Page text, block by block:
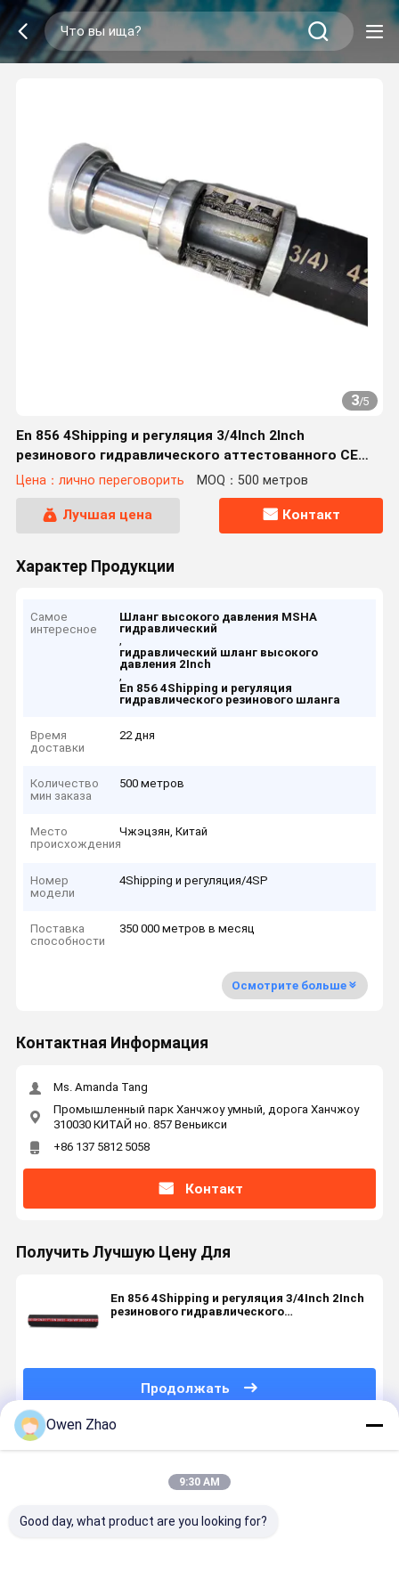
3/5
En 856 4Shipping и регуляция 3/4Inch 2Inch
резинового гидравлического аттестованного CE
шланга высокого давления
Цена：лично переговорить MOQ：500 метров
Лучшая цена Контакт
Характер Продукции
Самое
интересное
Шланг высокого давления MSHA
гидравлический
,
гидравлический шланг высокого
давления 2Inch
,
En 856 4Shipping и регуляция
гидравлического резинового шланга
Время
доставки
22 дня
Количество
мин заказа
500 метров
Место
происхождения
Чжэцзян, Китай
Номер
модели
4Shipping и регуляция/4SP
Поставка
способности
350 000 метров в месяц
Осмотрите больше
Контактная Информация
Ms. Amanda Tang
Промышленный парк Ханчжоу умный, дорога Ханчжоу
310030 КИТАЙ но. 857 Веньикси
+86 137 5812 5058
Контакт
Получить Лучшую Цену Для
En 856 4Shipping и регуляция 3/4Inch 2Inch
резинового гидравлического
Продолжать
Порекомендованные Продукты
Owen Zhao
9:30 AM
Good day, what product are you looking for?